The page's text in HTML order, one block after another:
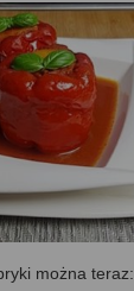
można teraz: